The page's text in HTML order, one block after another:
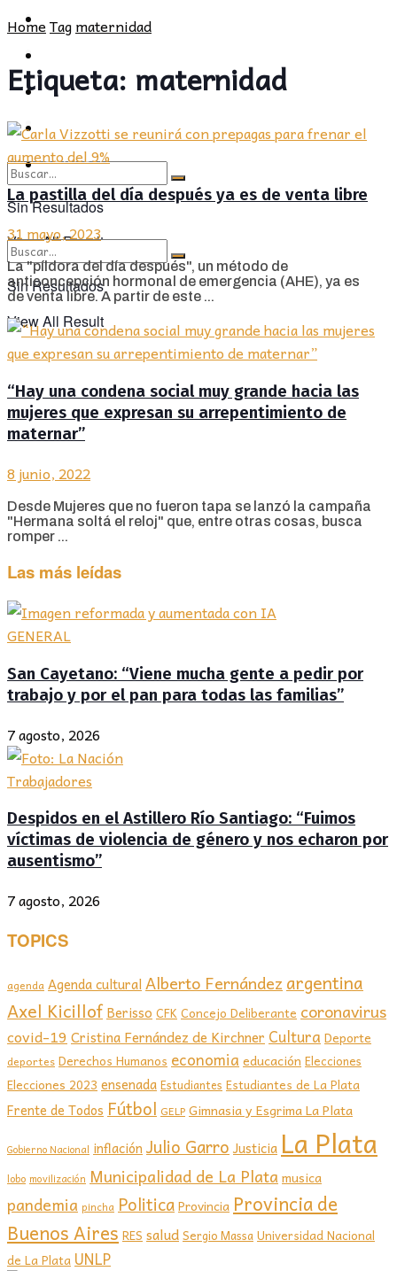
CULTURA
Sin Resultados
View All Result
PROVINCIA
SOCIEDAD
CULTURA
OPINIÓN
Sin Resultados
View All Result
HomeTagmaternidad
Etiqueta: maternidad
La pastilla del día después ya es de venta libre
31 mayo, 2023
La "píldora del día después", un método de
anticoncepción hormonal de emergencia (AHE), ya es
de venta libre. A partir de este ...
“Hay una condena social muy grande hacia las
mujeres que expresan su arrepentimiento de
maternar”
8 junio, 2022
Desde Mujeres que no fueron tapa se lanzó la campaña
"Hermana soltá el reloj" que, entre otras cosas, busca
romper ...
Las más leídas
GENERAL
San Cayetano: “Viene mucha gente a pedir por
trabajo y por el pan para todas las familias”
7 agosto, 2026
Trabajadores
Despidos en el Astillero Río Santiago: “Fuimos
víctimas de violencia de género y nos echaron por
ausentismo”
7 agosto, 2026
TOPICS
agenda Agenda culturalAlberto Fernández argentina
Axel Kicillof Berisso CFKConcejo Deliberante coronavirus
covid-19 Cristina Fernández de Kirchner Cultura Deporte
deportes Derechos Humanos economia educación Elecciones
Elecciones 2023 ensenada Estudiantes Estudiantes de La Plata
Frente de Todos Fútbol GELP Gimnasia y Esgrima La Plata
Gobierno Nacional inflación Julio Garro Justicia La Plata
lobo movilización Municipalidad de La Plata musica
pandemia pincha PoliticaProvincia Provincia de
Buenos Aires RES saludSergio MassaUniversidad Nacional
de La Plata UNLP